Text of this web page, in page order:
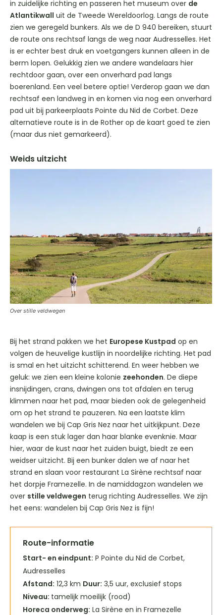
in zuidelijke richting en passeren het museum over de
Atlantikwall uit de Tweede Wereldoorlog. Langs de route
zien we geregeld bunkers. Als we de D 940 bereiken, stuurt
de route ons rechtsaf langs de weg naar Audresselles. Het
is er echter best druk en voetgangers kunnen alleen in de
berm lopen. Gelukkig zien we andere wandelaars hier
rechtdoor gaan, over een onverhard pad langs
boerenland. Een veel betere optie! Verderop gaan we dan
rechtsaf een landweg in en komen via nog een onverhard
pad uit bij parkeerplaats Pointe du Nid de Corbet. Deze
alternatieve route is in de Rother op de kaart goed te zien
(maar dus niet gemarkeerd).
Weids uitzicht
Over stille veldwegen
Bij het strand pakken we het Europese Kustpad op en
volgen de heuvelige kustlijn in noordelijke richting. Het pad
is smal en het uitzicht schitterend. En weer hebben we
geluk: we zien een kleine kolonie zeehonden. De diepe
insnijdingen, crans, dwingen ons tot afdalen en terug
klimmen naar het pad, maar bieden ook de gelegenheid
om op het strand te pauzeren. Na een laatste klim
wandelen we bij Cap Gris Nez naar het uitkijkpunt. Deze
kaap is een stuk lager dan haar blanke evenknie. Maar
hier, waar de kust naar het zuiden buigt, biedt ze een
weidser uitzicht. Bij een bunker dalen we af naar het
strand en slaan voor restaurant La Sirène rechtsaf naar
het dorpje Framezelle. In de namiddagzon wandelen we
over stille veldwegen terug richting Audresselles. We zijn
het eens: wandelen bij Cap Gris Nez is fijn!
Route-informatie
Start- en eindpunt: P Pointe du Nid de Corbet,
Audresselles
Afstand: 12,3 km Duur: 3,5 uur, exclusief stops
Niveau: tamelijk moeilijk (rood)
Horeca onderweg: La Sirène en in Framezelle